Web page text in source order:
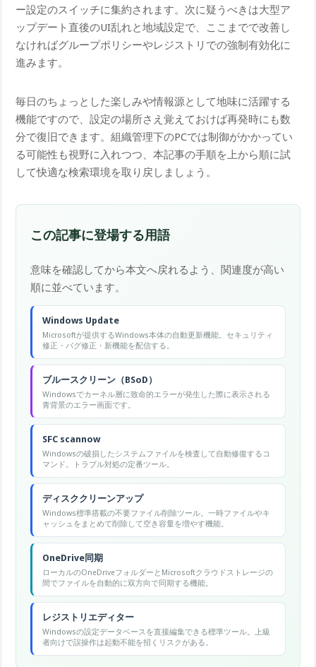
ー設定のスイッチに集約されます。次に疑うべきは大型ア
ップデート直後のUI乱れと地域設定で、ここまでで改善し
なければグループポリシーやレジストリでの強制有効化に
進みます。
毎日のちょっとした楽しみや情報源として地味に活躍する
機能ですので、設定の場所さえ覚えておけば再発時にも数
分で復旧できます。組織管理下のPCでは制御がかかってい
る可能性も視野に入れつつ、本記事の手順を上から順に試
して快適な検索環境を取り戻しましょう。
この記事に登場する用語
意味を確認してから本文へ戻れるよう、関連度が高い
順に並べています。
Windows Update
Microsoftが提供するWindows本体の自動更新機能。セキュリティ
修正・バグ修正・新機能を配信する。
ブルースクリーン（BSoD）
Windowsでカーネル層に致命的エラーが発生した際に表示される
青背景のエラー画面です。
SFC scannow
Windowsの破損したシステムファイルを検査して自動修復するコ
マンド。トラブル対処の定番ツール。
ディスククリーンアップ
Windows標準搭載の不要ファイル削除ツール。一時ファイルやキ
ャッシュをまとめて削除して空き容量を増やす機能。
OneDrive同期
ローカルのOneDriveフォルダーとMicrosoftクラウドストレージの
間でファイルを自動的に双方向で同期する機能。
レジストリエディター
Windowsの設定データベースを直接編集できる標準ツール。上級
者向けで誤操作は起動不能を招くリスクがある。